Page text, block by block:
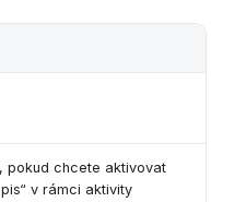
pokud chcete aktivovat
v rámci aktivity